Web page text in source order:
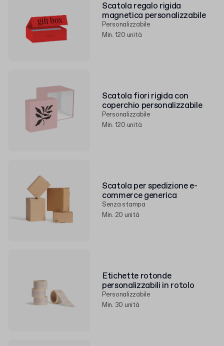
Scatola regalo rigida
magnetica personalizzabile
Personalizzabile
Min. 120 unità
Scatola fiori rigida con
coperchio personalizzabile
Personalizzabile
Min. 120 unità
Scatola per spedizione e-
commerce generica
Senza stampa
Min. 20 unità
Etichette rotonde
personalizzabili in rotolo
Personalizzabile
Min. 30 unità